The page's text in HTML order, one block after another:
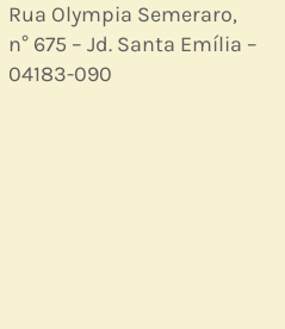
Rua Olympia Semeraro,
n° 675 – Jd. Santa Emília –
04183-090